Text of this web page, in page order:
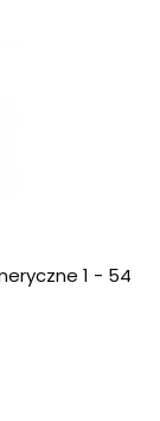
1 - 54